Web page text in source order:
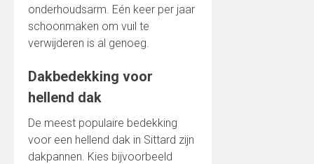
onderhoudsarm. Eén keer per jaar
schoonmaken om vuil te
verwijderen is al genoeg.
Dakbedekking voor
hellend dak
De meest populaire bedekking
voor een hellend dak in Sittard zijn
dakpannen. Kies bijvoorbeeld